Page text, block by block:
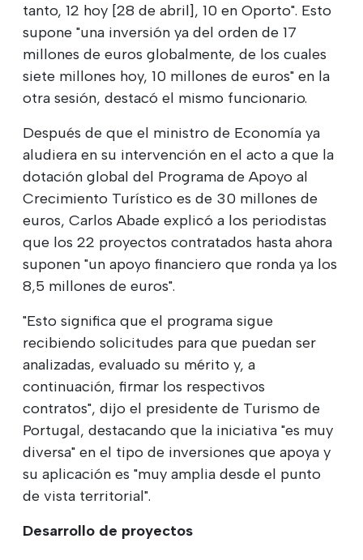
tanto, 12 hoy [28 de abril], 10 en Oporto". Esto
supone "una inversión ya del orden de 17
millones de euros globalmente, de los cuales
siete millones hoy, 10 millones de euros" en la
otra sesión, destacó el mismo funcionario.
Después de que el ministro de Economía ya
aludiera en su intervención en el acto a que la
dotación global del Programa de Apoyo al
Crecimiento Turístico es de 30 millones de
euros, Carlos Abade explicó a los periodistas
que los 22 proyectos contratados hasta ahora
suponen "un apoyo financiero que ronda ya los
8,5 millones de euros".
"Esto significa que el programa sigue
recibiendo solicitudes para que puedan ser
analizadas, evaluado su mérito y, a
continuación, firmar los respectivos
contratos", dijo el presidente de Turismo de
Portugal, destacando que la iniciativa "es muy
diversa" en el tipo de inversiones que apoya y
su aplicación es "muy amplia desde el punto
de vista territorial".
Desarrollo de proyectos